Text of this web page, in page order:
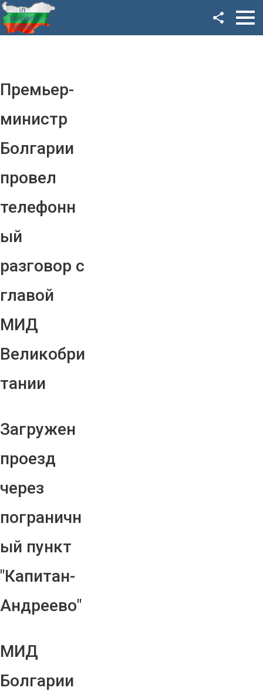
Премьер-
министр
Болгарии
провел
телефонн
ый
разговор с
главой
МИД
Великобри
тании
Загружен
проезд
через
пограничн
ый пункт
"Капитан-
Андреево"
МИД
Болгарии